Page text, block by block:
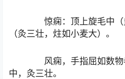
惊痫：顶上旋毛中（
（灸三壮，炷如小麦大）。
风痫，手指屈如数物
中，灸三壮。